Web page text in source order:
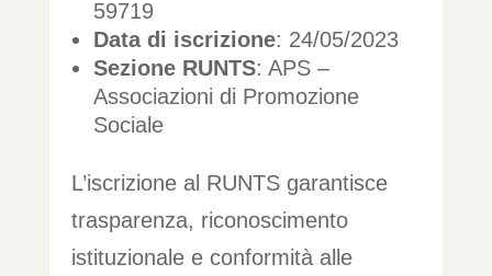
59719
Data di iscrizione: 24/05/2023
Sezione RUNTS: APS –
Associazioni di Promozione
Sociale
L’iscrizione al RUNTS garantisce
trasparenza, riconoscimento
istituzionale e conformità alle